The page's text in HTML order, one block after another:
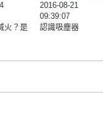
火？是
2016-08-21
09:39:07
認識吸塵器